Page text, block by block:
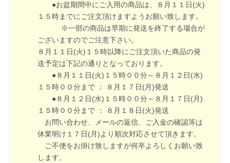
●お盆期間中にご入用の商品は、８月１１日(火)
１５時までにご注文頂けますようお願い致します。
※一部の商品は早期に発送を終了する場合が
ございますのでご注意下さい。
８月１１日(火)１５時以降にご注文頂いた商品の発
送予定は下記の通りとなっております。
●８月１１日(火)１５時００分～８月１２日(水)
１５時００分まで ： ８月１７日(月)発送
●８月１２日(水)１５時００分～８月１７日(月)
１５時００分まで ： ８月１８日(火)発送
お問い合わせ、メールの返信、ご入金の確認等は
休業明け１７日(月)より順次対応させて頂きます。
ご不便をお掛け致しますが何卒よろしくお願い致
します。